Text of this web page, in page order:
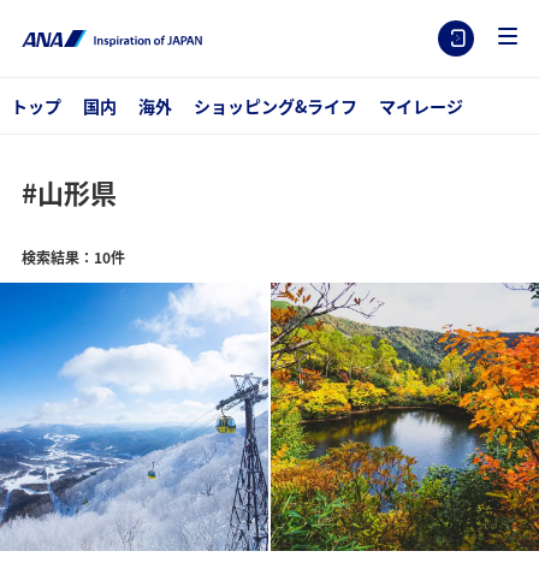
トップ 国内 海外 ショッピング&ライフ マイレージ
#山形県
検索結果：10件